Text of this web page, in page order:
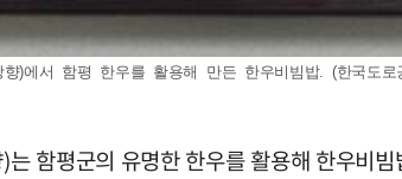
)에서 함평 한우를 활용해 만든 한우비빔밥. (한국도
함평군의 유명한 한우를 활용해 한우비